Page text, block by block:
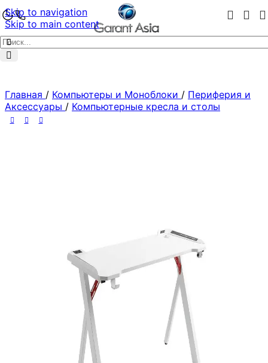
Skip to navigation
Skip to main content
Главная / Компьютеры и Моноблоки / Периферия и
Аксессуары / Компьютерные кресла и столы